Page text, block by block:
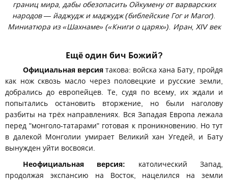
границ мира, дабы обезопасить Ойкумену от варварских
народов — йаджудж и маджудж (библейские Гог и Магог).
Миниатюра из «Шахнаме» («Книги о царях»). Иран, XIV век
Ещё один бич Божий?
Официальная версия такова: войска хана Бату, пройдя
как нож сквозь масло через половецкие и русские земли,
добрались до европейцев. Те, судя по всему, их ждали и
попытались остановить вторжение, но были наголову
разбиты на трёх направлениях. Вся Западая Европа лежала
перед "монголо-татарами" готовая к проникновению. Но тут
в далекой Монголии умирает Великий хан Угедей, и Бату
вынужден уйти восвояси.
Неофициальная версия: католический Запад,
продолжая экспансию на Восток, нацелился на земли